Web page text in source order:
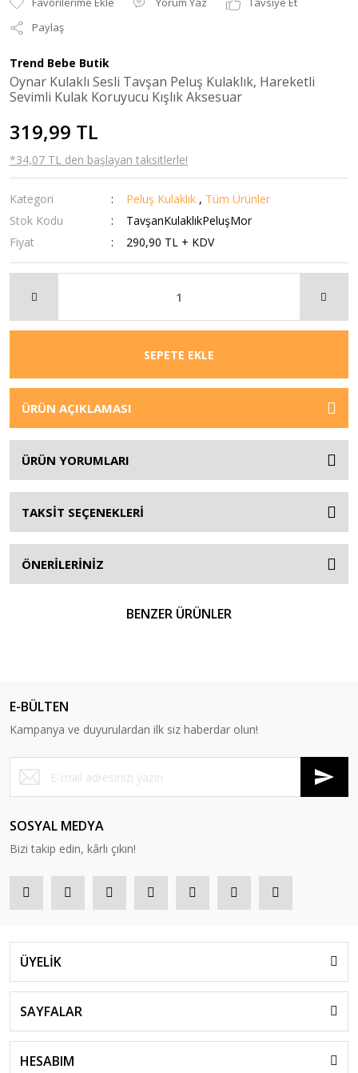
Paylaş
Trend Bebe Butik
Oynar Kulaklı Sesli Tavşan Peluş Kulaklık, Hareketli
Sevimli Kulak Koruyucu Kışlık Aksesuar
319,99 TL
*34,07 TL den başlayan taksitlerle!
Kategori Peluş Kulaklık , Tüm Ürünler
Stok Kodu
TavşanKulaklıkPeluşMor
Fiyat
290,90 TL + KDV
SEPETE EKLE
ÜRÜN AÇIKLAMASI
ÜRÜN YORUMLARI
TAKSİT SEÇENEKLERİ
ÖNERİLERİNİZ
BENZER ÜRÜNLER
E-BÜLTEN
Kampanya ve duyurulardan ilk siz haberdar olun!
SOSYAL MEDYA
Bizi takip edin, kârlı çıkın!
ÜYELİK
SAYFALAR
HESABIM